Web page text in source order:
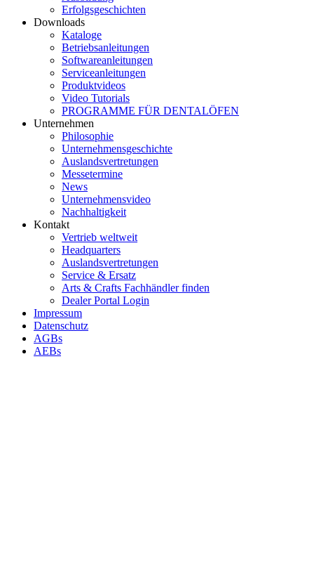
Erfolgsgeschichten
Downloads
Kataloge
Betriebsanleitungen
Softwareanleitungen
Serviceanleitungen
Produktvideos
Video Tutorials
PROGRAMME FÜR DENTALÖFEN
Unternehmen
Philosophie
Unternehmensgeschichte
Auslandsvertretungen
Messetermine
News
Unternehmensvideo
Nachhaltigkeit
Kontakt
Vertrieb weltweit
Headquarters
Auslandsvertretungen
Service & Ersatz
Arts & Crafts Fachhändler finden
Dealer Portal Login
Impressum
Datenschutz
AGBs
AEBs